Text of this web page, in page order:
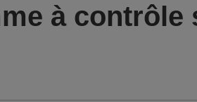
à contrôle